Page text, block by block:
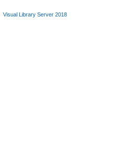
Visual Library Server 2018